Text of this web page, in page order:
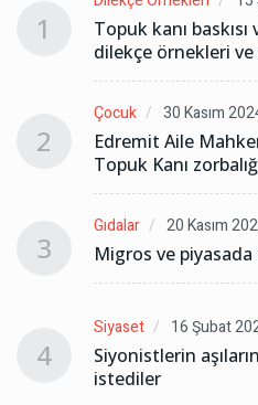
1
Topuk kanı
dilekçe örnekleri
2
Çocuk 30 Kasım
Edremit Aile
Topuk Kanı
3
Gıdalar 20 Kasım
Migros ve
4
Siyaset 16 Şubat
Siyonistlerin
istediler